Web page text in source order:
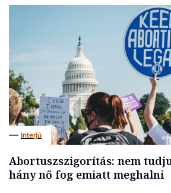
Vagy fedezze fel a
témákat
Üzlet Pénz
Interjú
Abortuszszigorítás: nem
hány nő fog emiatt meghalni